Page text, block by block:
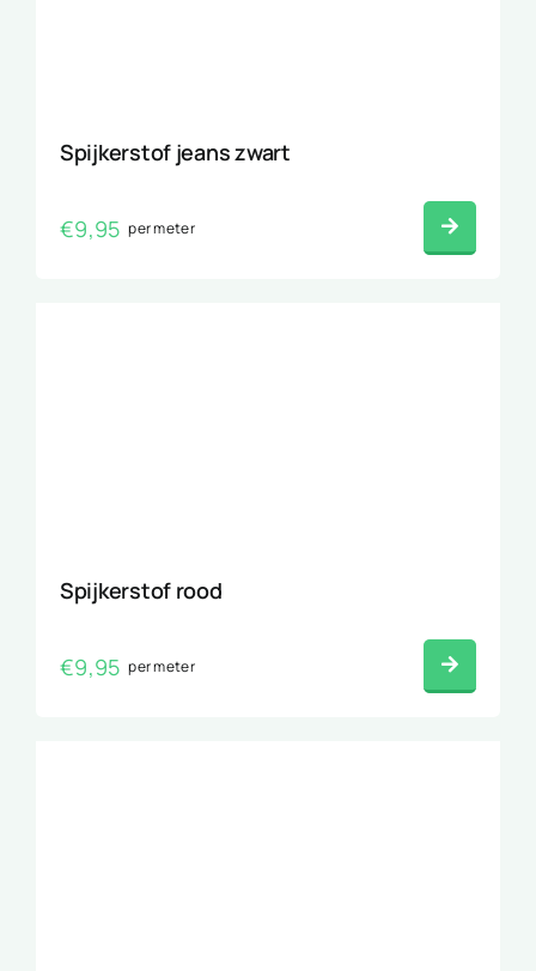
Spijkerstof jeans zwart
€9,95 per meter
Spijkerstof rood
€9,95 per meter